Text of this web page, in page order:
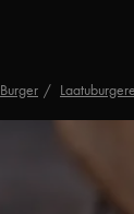
Burger